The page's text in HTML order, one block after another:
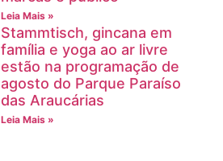
Leia Mais »
Stammtisch, gincana em
família e yoga ao ar livre
estão na programação de
agosto do Parque Paraíso
das Araucárias
Leia Mais »